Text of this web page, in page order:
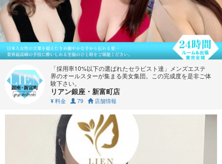
「採用率10%以下の選ばれたセラピスト達」メンズエステ
界のオールスターが集まる美女集団。この完成度を是非ご体
験下さい。
リアン銀座・新富町店
¥ 料金 79 店舗情報